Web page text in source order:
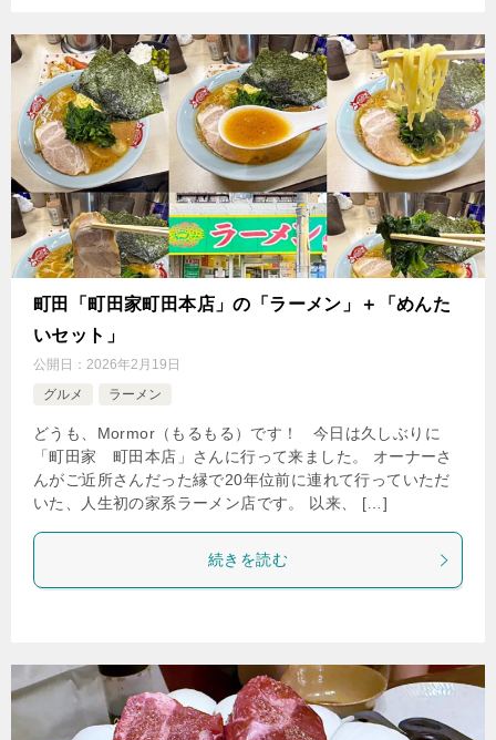
町田「町田家町田本店」の「ラーメン」＋「めんた
いセット」
公開日： 2026年2月19日
グルメ
ラーメン
どうも、Mormor（もるもる）です！ 今日は久しぶりに
「町田家 町田本店」さんに行って来ました。 オーナーさ
んがご近所さんだった縁で20年位前に連れて行っていただ
いた、人生初の家系ラーメン店です。 以来、 […]
続きを読む